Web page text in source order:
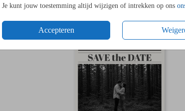
Je kunt jouw toestemming altijd wijzigen of intrekken op ons
Accepteren